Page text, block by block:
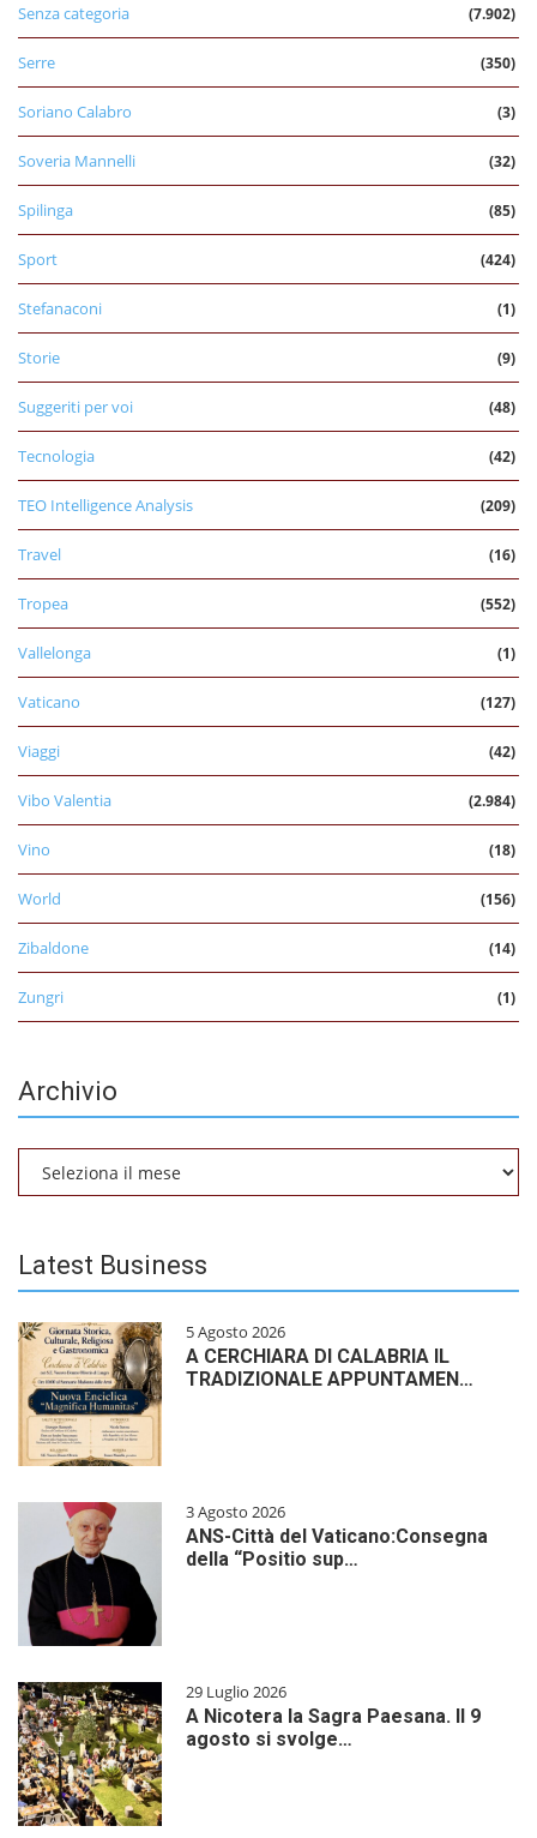
Senza categoria (7.902)
Serre (350)
Soriano Calabro (3)
Soveria Mannelli (32)
Spilinga (85)
Sport (424)
Stefanaconi (1)
Storie (9)
Suggeriti per voi (48)
Tecnologia (42)
TEO Intelligence Analysis (209)
Travel (16)
Tropea (552)
Vallelonga (1)
Vaticano (127)
Viaggi (42)
Vibo Valentia (2.984)
Vino (18)
World (156)
Zibaldone (14)
Zungri (1)
Archivio
Latest Business
5 Agosto 2026
A CERCHIARA DI CALABRIA IL
TRADIZIONALE APPUNTAMEN…
3 Agosto 2026
ANS-Città del Vaticano:Consegna
della “Positio sup…
29 Luglio 2026
A Nicotera la Sagra Paesana. Il 9
agosto si svolge…